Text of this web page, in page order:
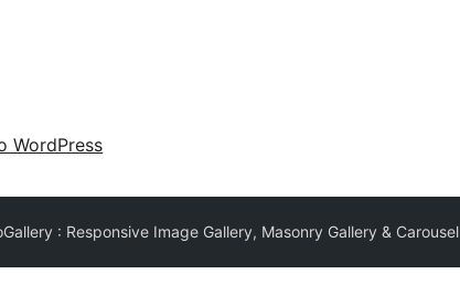
WordPress
: Responsive Image Gallery, Masonry Gallery & Carousel